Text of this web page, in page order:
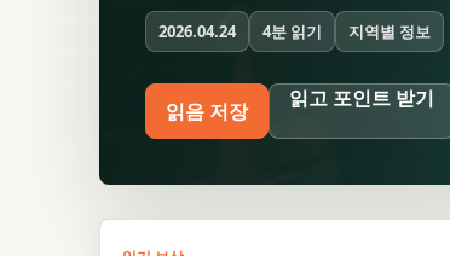
2026.04.24 4분 읽기 지역별 정보
읽음 저장 읽고 포인트 받기